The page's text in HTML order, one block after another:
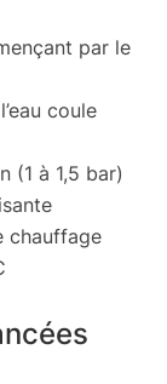
par le
coule
(1 à 1,5 bar)
chauffage